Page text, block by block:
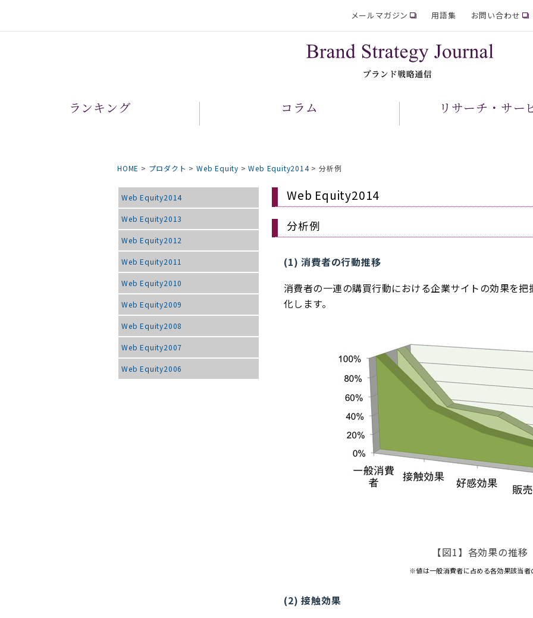
メールマガジン 用語集 お問い合わせ
ランキング コラム リサーチ・サー
HOME > プロダクト >Web Equity >Web Equity2014>分析例
Web Equity2014
Web Equity2013
Web Equity2012
Web Equity2011
Web Equity2010
Web Equity2009
Web Equity2008
Web Equity2007
Web Equity2006
Web Equity2014
分析例
(1) 消費者の行動推移
消費者の一連の購買行動における企業サイトの効果を
化します。
【図1】各効果の推移
※値は一般消費者に占める各効果該当者
(2) 接触効果